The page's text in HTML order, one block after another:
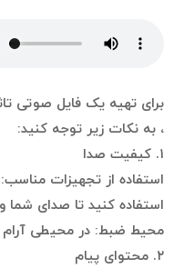
برای تهیه یک فایل صوتی
، به نکات زیر توجه کنید:
۱. کیفیت صدا
استفاده از تجهیزات
استفاده کنید تا صدای
محیط ضبط: در محیطی
۲. محتوای پیام